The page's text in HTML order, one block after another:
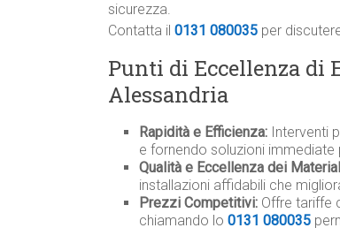
sicurezza.
Contatta il 0131 080035 per
Punti di Eccellenza di
Alessandria
Rapidità e Efficienza: Interventi
e fornendo soluzioni
Qualità e Eccellenza dei
installazioni affidabili che
Prezzi Competitivi: Offre tariffe
chiamando lo 0131 080035